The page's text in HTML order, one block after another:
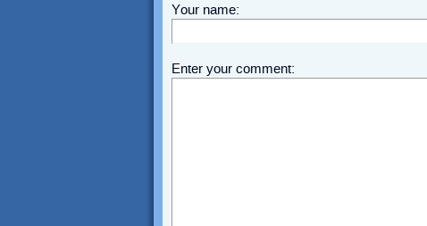
Your name:
Enter your comment: